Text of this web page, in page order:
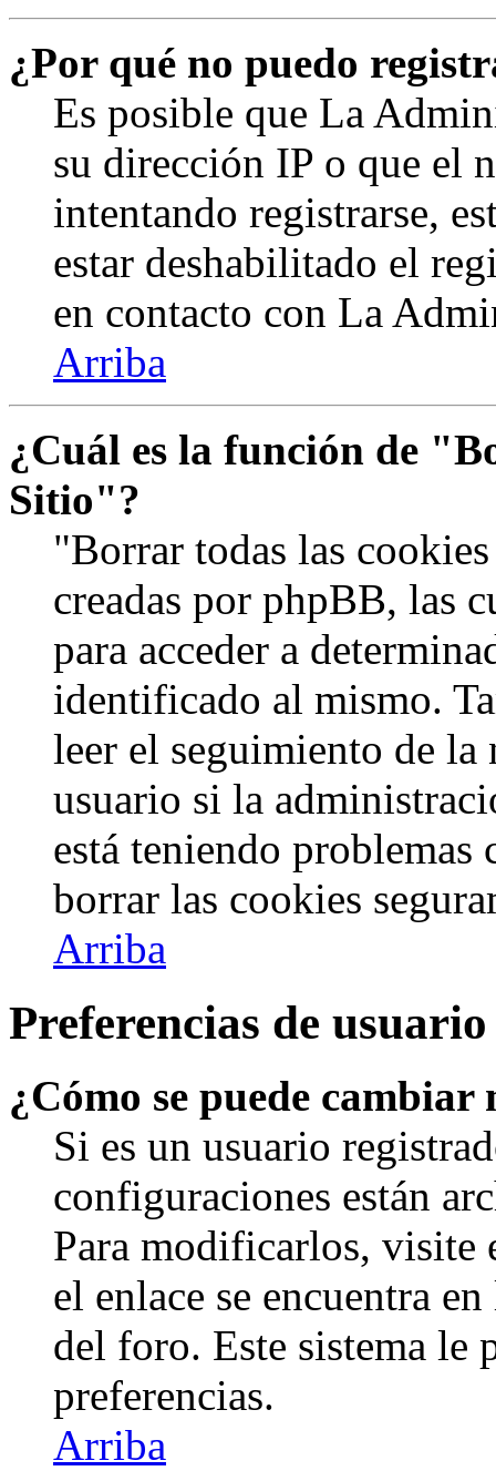
¿Por qué no puedo
Es posible que La
su dirección IP o que el
intentando registrarse,
estar deshabilitado el
en contacto con La
Arriba
¿Cuál es la función de
Sitio"?
"Borrar todas las
creadas por phpBB, las
para acceder a
identificado al mismo.
leer el seguimiento de
usuario si la
está teniendo
borrar las cookies
Arriba
Preferencias de
¿Cómo se puede
Si es un usuario
configuraciones están
Para modificarlos, visite
el enlace se encuentra
del foro. Este sistema le
preferencias.
Arriba